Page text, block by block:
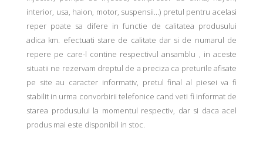
interior, usa, haion, motor, suspensii...) pretul pentru acelasi
reper poate sa difere in functie de calitatea produsului
adica km. efectuati stare de calitate dar si de numarul de
repere pe care-l contine respectivul ansamblu , in aceste
situatii ne rezervam dreptul de a preciza ca preturile afisate
pe site au caracter informativ, pretul final al piesei va fi
stabilit in urma convorbirii telefonice cand veti fi informat de
starea produsului la momentul respectiv, dar si daca acel
produs mai este disponibil in stoc.